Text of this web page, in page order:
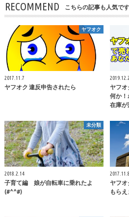
RECOMMEND こちらの記事も人気です
ヤフオク
2017.11.7
ヤフオク 違反申告されたら
ヤフオ
何か！
在庫が
未分類
2018.2.14
子育て編 娘が自転車に乗れたよ
(#^^#)
2017.11.8
ヤフ
もら